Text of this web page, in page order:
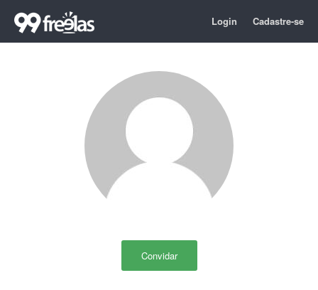
Login Cadastre-se
Convidar